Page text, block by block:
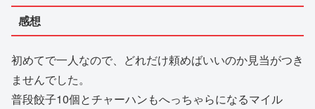
感想
初めてで一人なので、どれだけ頼めばいいのか見当がつき
ませんでした。
普段餃子10個とチャーハンもへっちゃらになるマイル